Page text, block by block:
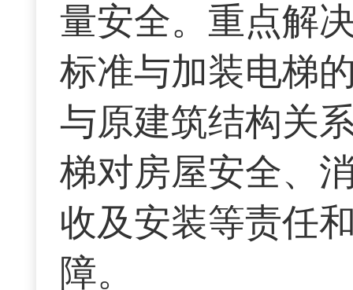
量安全。重点解
标准与加装电梯
与原建筑结构关
梯对房屋安全、
收及安装等责任
障。